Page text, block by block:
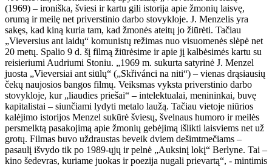
(1969) – ironiška, šviesi ir kartu gili istorija apie žmonių laisvę,
orumą ir meilę net priverstinio darbo stovykloje. J. Menzelis yra
sakęs, kad kiną kuria tam, kad žmonės ateitų jo žiūrėti. Tačiau
„Vieversius ant laidų“ komunistų režimas nuo visuomenės slėpė net
20 metų. Spalio 9 d. šį filmą žiūrėsime ir apie jį kalbėsimės kartu su
reisieriumi Audriumi Stoniu. „1969 m. sukurta satyrinė J. Menzel
juosta „Vieversiai ant siūlų“ („Skřivánci na niti“) – vienas drąsiausių
čekų naujosios bangos filmų. Veiksmas vyksta priverstinio darbo
stovykloje, kur „liaudies priešai“ – intelektualai, menininkai, buvę
kapitalistai – siunčiami lydyti metalo laužą. Tačiau vietoje niūrios
kalėjimo istorijos Menzel sukūrė šviesų, švelnaus humoro ir meilės
persmelktą pasakojimą apie žmonių gebėjimą išlikti laisviems net už
grotų. Filmas buvo uždraustas beveik dviem dešimtmečiams –
pasaulį išvydo tik po 1989-ųjų ir pelnė „Auksinį lokį“ Berlyne. Tai –
kino šedevras, kuriame juokas ir poezija nugali prievartą“, - mintimis